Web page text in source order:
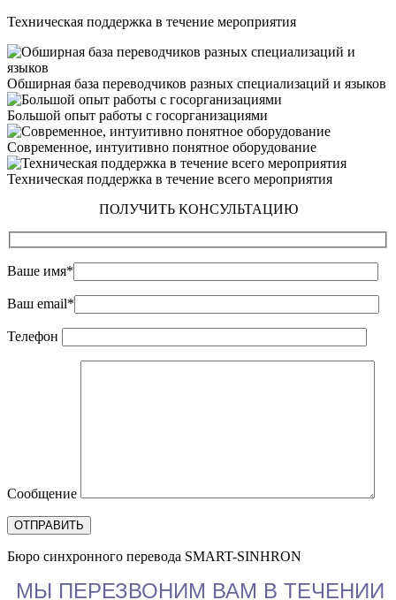
Техническая поддержка в течение мероприятия
Обширная база переводчиков разных специализаций и языков
Большой опыт работы с госорганизациями
Современное, интуитивно понятное оборудование
Техническая поддержка в течение всего мероприятия
ПОЛУЧИТЬ КОНСУЛЬТАЦИЮ
Ваше имя*
Ваш email*
Телефон
Сообщение
Бюро синхронного перевода SMART-SINHRON
МЫ ПЕРЕЗВОНИМ ВАМ В ТЕЧЕНИИ